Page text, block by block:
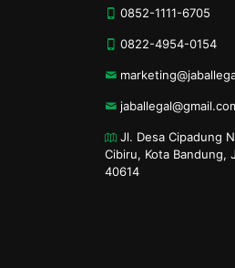
0852-1111-6705
0822-4954-0154
Jl. Desa Cipadung
Cibiru, Kota Bandung,
40614